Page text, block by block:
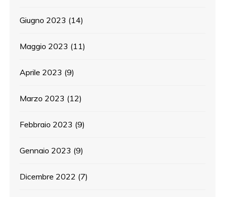
Giugno 2023 (14)
Maggio 2023 (11)
Aprile 2023 (9)
Marzo 2023 (12)
Febbraio 2023 (9)
Gennaio 2023 (9)
Dicembre 2022 (7)